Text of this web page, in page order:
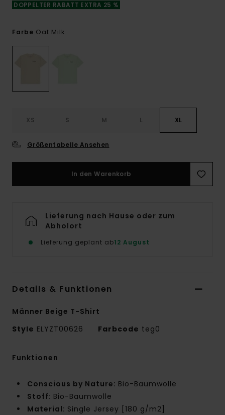
DOPPELTER RABATT EXTRA 25 %
Farbe Oat Milk
XS S M L XL
Größentabelle Ansehen
In den Warenkorb
Lieferung nach Hause oder zum
Abholort
Lieferung geplant ab12 August
Details & Funktionen
Männer Beige T-Shirt
Style ELYZT00626 Farbcode teg0
Funktionen
Conscious by Nature: Bio-Baumwolle
Stoff: Bio-Baumwolle
Material: Single Jersey [180 g/m2]